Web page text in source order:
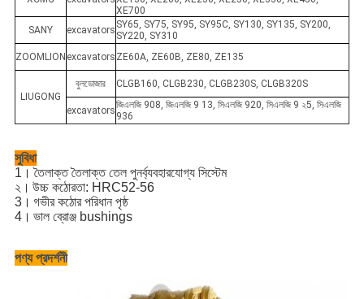
XE700
SANY
excavators SY65, SY75, SY95, SY95C, SY130, SY135, SY200,
SY220, SY310
ZOOMLION excavators ZE60A, ZE60B, ZE80, ZE135
LIUGONG
বুলডোজার CLGB160, CLGB230, CLGB230S, CLGB320S
excavatorsজিএলজি 908, জিএলজি 9 13, সিএলজি 920, সিএলজি 9 ২5, ​​সিএলজি
936
সুবিধা
1। তৈলাক্ত তৈলাক্ত তেল পুনর্ব্যবহারযোগ্য সিস্টেম
২। উচ্চ কঠোরতা: HRC52-56
3। গভীর কঠোর পরিধান পৃষ্ঠ
4। ভাল ব্রোঞ্জ bushings
পণ্য প্রদর্শনী